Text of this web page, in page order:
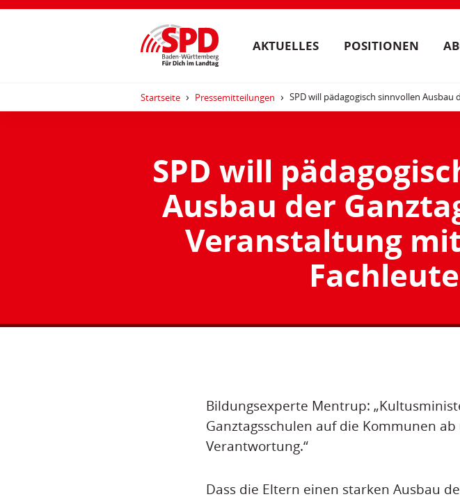
AKTUELLES POSITIONEN
Startseite Pressemitteilungen SPD will pädagogisch sinnvollen
SPD will
Ausbau der
Veranstaltung
Bildungsexperte Mentrup:
Ganztagsschulen auf die Kommunen
Verantwortung.“
Dass die Eltern einen starken Ausbau